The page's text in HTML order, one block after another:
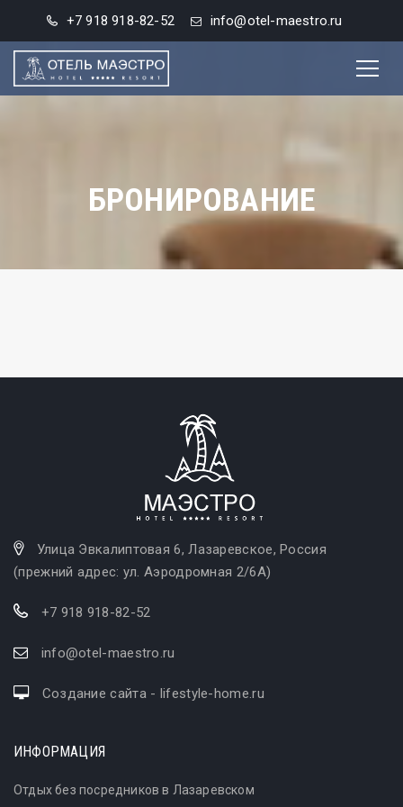
+7 918 918-82-52 info@otel-maestro.ru
БРОНИРОВАНИЕ
Улица Эвкалиптовая 6, Лазаревское, Россия
(прежний адрес: ул. Аэродромная 2/6А)
+7 918 918-82-52
info@otel-maestro.ru
Создание сайта - lifestyle-home.ru
ИНФОРМАЦИЯ
Отдых без посредников в Лазаревском